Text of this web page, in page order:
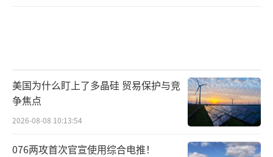
美国为什么盯上了多晶硅 贸易保护与竞
争焦点
2026-08-08 10:13:54
076两攻首次官宣使用综合电推！